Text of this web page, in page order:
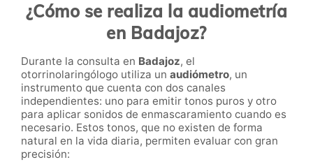
¿Cómo se realiza la audiometría
en Badajoz?
Durante la consulta en Badajoz, el
otorrinolaringólogo utiliza un audiómetro, un
instrumento que cuenta con dos canales
independientes: uno para emitir tonos puros y otro
para aplicar sonidos de enmascaramiento cuando es
necesario. Estos tonos, que no existen de forma
natural en la vida diaria, permiten evaluar con gran
precisión: